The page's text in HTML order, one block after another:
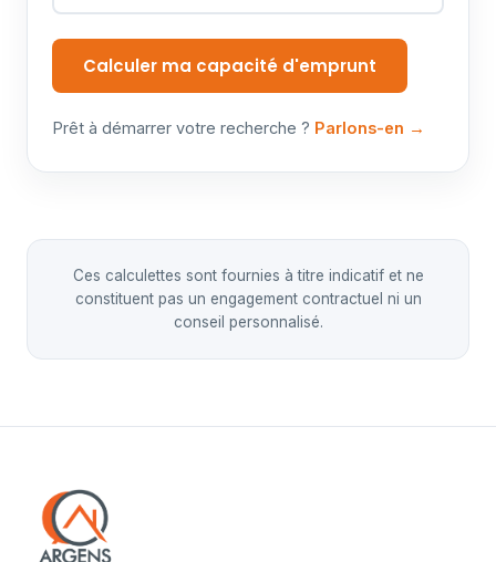
Calculer ma capacité d'emprunt
Prêt à démarrer votre recherche ? Parlons-en →
Ces calculettes sont fournies à titre indicatif et ne
constituent pas un engagement contractuel ni un
conseil personnalisé.